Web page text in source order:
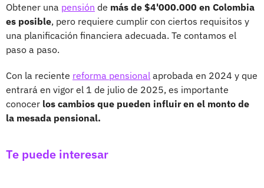
Obtener una pensión de más de $4'000.000 en Colombia
es posible, pero requiere cumplir con ciertos requisitos y
una planificación financiera adecuada. Te contamos el
paso a paso.
Con la reciente reforma pensional aprobada en 2024 y que
entrará en vigor el 1 de julio de 2025, es importante
conocer los cambios que pueden influir en el monto de
la mesada pensional.
Te puede interesar